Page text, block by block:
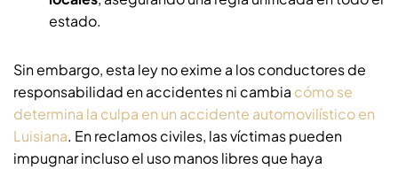
estado.
Sin embargo, esta ley no exime a los conductores de
responsabilidad en accidentes ni cambia cómo se
determina la culpa en un accidente automovilístico en
Luisiana. En reclamos civiles, las víctimas pueden
impugnar incluso el uso manos libres que haya